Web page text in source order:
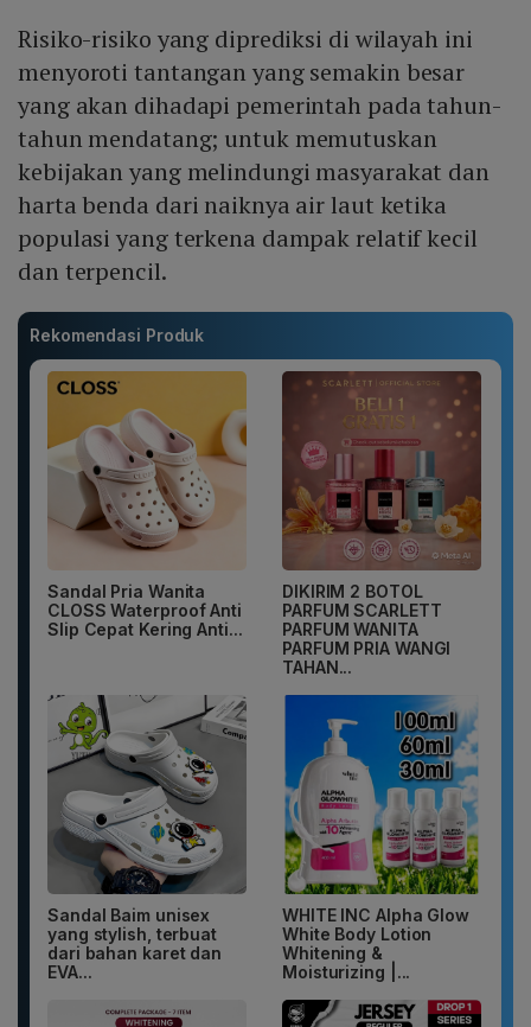
Risiko-risiko yang diprediksi di wilayah ini
menyoroti tantangan yang semakin besar
yang akan dihadapi pemerintah pada tahun-
tahun mendatang; untuk memutuskan
kebijakan yang melindungi masyarakat dan
harta benda dari naiknya air laut ketika
populasi yang terkena dampak relatif kecil
dan terpencil.
Rekomendasi Produk
Sandal Pria Wanita
CLOSS Waterproof Anti
Slip Cepat Kering Anti...
DIKIRIM 2 BOTOL
PARFUM SCARLETT
PARFUM WANITA
PARFUM PRIA WANGI
TAHAN...
Sandal Baim unisex
yang stylish, terbuat
dari bahan karet dan
EVA...
WHITE INC Alpha Glow
White Body Lotion
Whitening &
Moisturizing |...